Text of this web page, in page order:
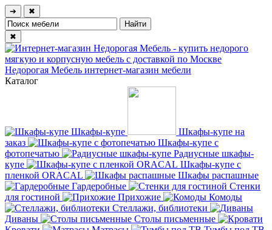
➔ ✖
✖
Недорогая Мебель интернет-магазин мебели
Каталог
Шкафы-купе
Шкафы-купе на
заказ
Шкафы-купе с
фотопечатью
Радиусные шкафы-
купе
Шкафы-купе с
пленкой ORACAL
Шкафы распашные
Гардеробные
Стенки
для гостиной
Прихожие
Комоды
Стеллажи, библиотеки
Диваны
Столы письменные